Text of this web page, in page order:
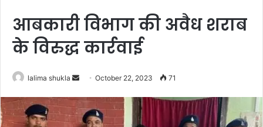
आबकारी विभाग की अवैध शराब
के विरुद्ध कार्रवाई
lalima shukla
Send
email
October 22, 2023 71